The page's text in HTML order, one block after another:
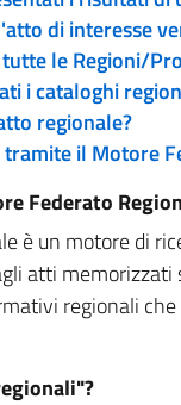
di interesse
le Regioni/
i cataloghi
regionale?
il Motore
Federato
è un motore di
atti
regionali